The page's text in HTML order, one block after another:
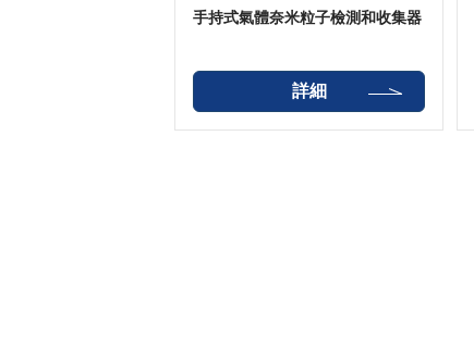
手持式氣體奈米粒子檢測和收集器
詳細